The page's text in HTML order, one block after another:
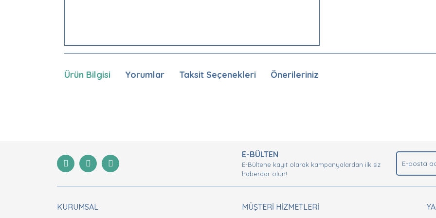
Ürün Bilgisi Yorumlar Taksit Seçenekleri Önerileriniz
Ürün açıklamasında eksik bilgiler bulunuyor.
Bu ürüne benzer farklı alternatifler olmalı.
E-BÜLTEN
E-Bültene kayıt olarak kampanyalardan ilk siz
haberdar olun!
KURUMSAL MÜŞTERİ HİZMETLERİ